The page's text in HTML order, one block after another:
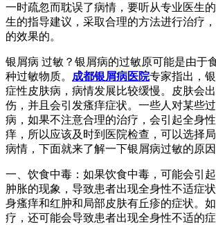
一时疏忽而耽误了病情，要听从专业医生
生的指导建议，采取合理的方法进行治疗
的效果的。
银屑病 过敏？银屑病的过敏原可能是由于
种过敏物质。 成都银屑病医院专家指出，
症性皮肤病，病情发展比较缓慢。皮肤会
伤，并且会引发瘙痒症状。一些人对某些
病，如果不注意合理的治疗，会引起全身
痒，所以应该及时到医院检查，可以选择
病情，下面就来了解一下银屑病过敏的原因
一、饮食中毒：如果饮食中毒，可能会引
肿胀的现象，导致患者出现全身性不适症
身瘙痒和红肿和局部皮肤有丘疹的症状。
疗，还可能会导致患者出现全身性不适的症